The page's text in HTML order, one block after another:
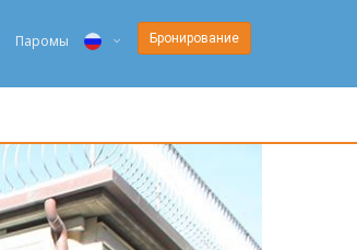
Паромы
ENG
DEU
NED
Бронирование